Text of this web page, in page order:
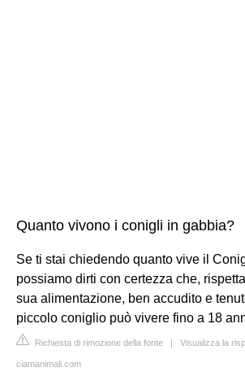
Quanto vivono i conigli in gabbia?
Se ti stai chiedendo quanto vive il
possiamo dirti con certezza che,
sua alimentazione, ben accudito e
piccolo coniglio può vivere fino a 18
Richiesta di rimozione della fonte | Visualizza la
ciamanimali.com